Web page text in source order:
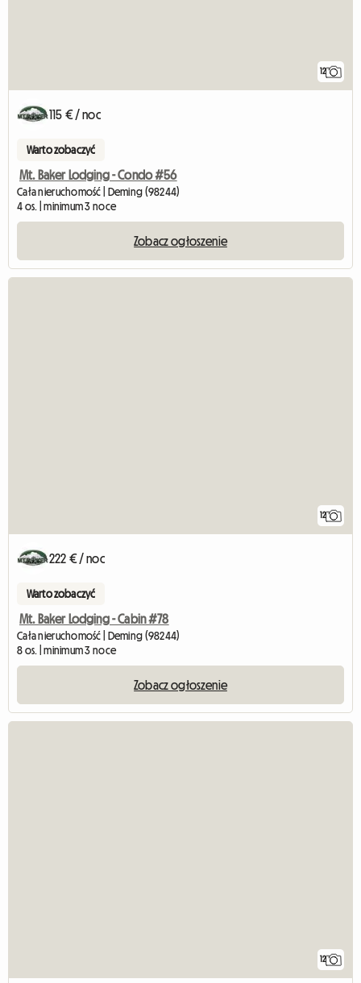
12
115 € / noc
Warto zobaczyć
Mt. Baker Lodging - Condo #56
Cała nieruchomość | Deming (98244)
4 os. | minimum 3 noce
Zobacz ogłoszenie
12
222 € / noc
Warto zobaczyć
Mt. Baker Lodging - Cabin #78
Cała nieruchomość | Deming (98244)
8 os. | minimum 3 noce
Zobacz ogłoszenie
12